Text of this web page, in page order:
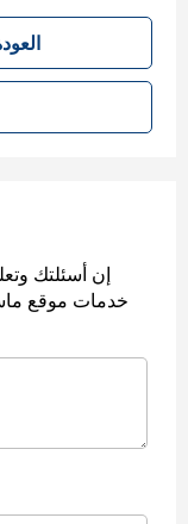
إن أسئلتك
خدمات موقع